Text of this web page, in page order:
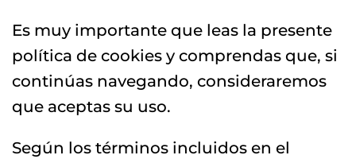
Es muy importante que leas la presente
política de cookies y comprendas que, si
continúas navegando, consideraremos
que aceptas su uso.
Según los términos incluidos en el